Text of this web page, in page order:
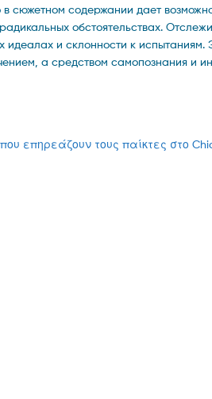
сюжетном содержании дает
обстоятельствах.
идеалах и склонности к
а средством самопознания и
επηρεάζουν τους παίκτες στο